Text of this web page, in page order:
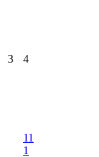
3 4
11
1